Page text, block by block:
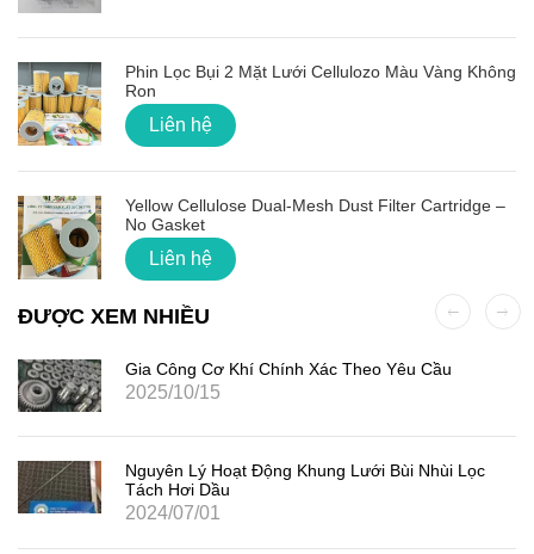
Phin Lọc Bụi 2 Mặt Lưới Cellulozo Màu Vàng Không
Ron
Liên hệ
Yellow Cellulose Dual-Mesh Dust Filter Cartridge –
No Gasket
Liên hệ
ĐƯỢC XEM NHIỀU
Gia Công Cơ Khí Chính Xác Theo Yêu Cầu
2025/10/15
Nguyên Lý Hoạt Động Khung Lưới Bùi Nhùi Lọc
Tách Hơi Dầu
2024/07/01